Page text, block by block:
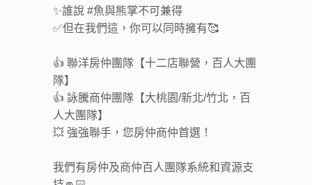
✨誰說 #魚與熊掌不可兼得
✅但在我們這，你可以同時擁有🥰
👍 聯洋房仲團隊【十二店聯營，百人大團
隊】
👍 詠騰商仲團隊【大桃園/新北/竹北，百
人大團隊】
💥 強強聯手，您房仲商仲首選！
我們有房仲及商仲百人團隊系統和資源支